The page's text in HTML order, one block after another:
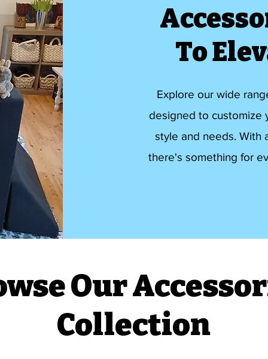
To
Explore our wide
designed to customize
style and needs. With
there's something for
Our
Collection